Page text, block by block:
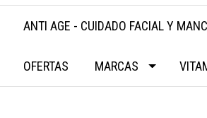
ANTI AGE - CUIDADO FACIAL Y
OFERTAS MARCAS